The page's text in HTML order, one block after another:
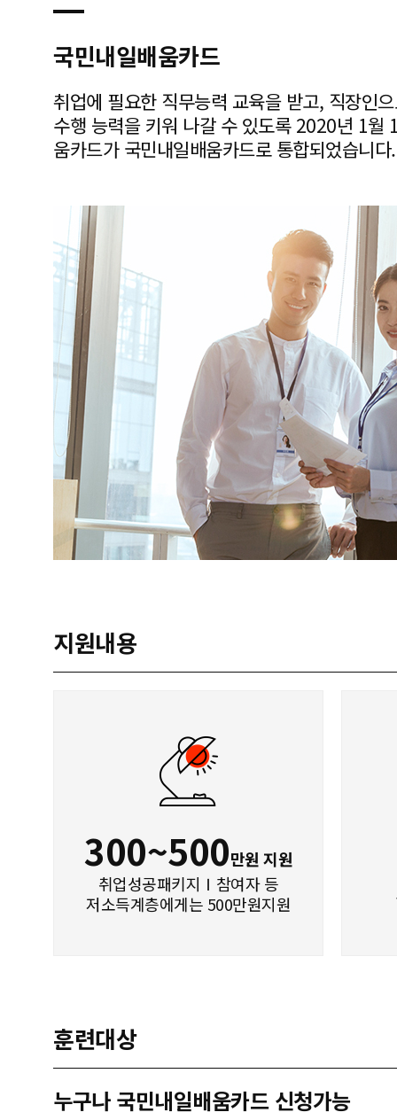
국민내일배움카드
취업에 필요한 직무능력 교육을 받고, 직장인
수행 능력을 키워 나갈 수 있도록 2020년 1월
움카드가 국민내일배움카드로 통합되었습니다.
지원내용
300~500만원 지원
취업성공패키지Ⅰ참여자 등
저소득계층에게는 500만원지원
훈련대상
누구나 국민내일배움카드 신청가능